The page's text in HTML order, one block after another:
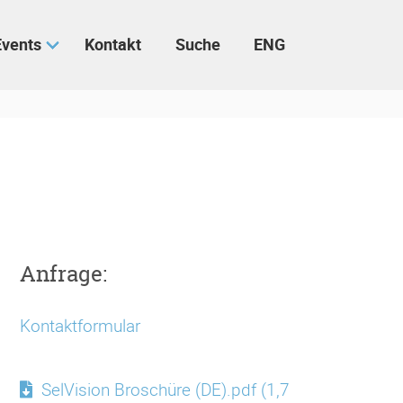
Kontakt Suche ENG
Anfrage:
Kontaktformular
SelVision Broschüre (DE).pdf(1,7